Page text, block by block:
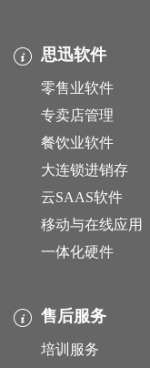
思迅软件
零售业软件
专卖店管理
餐饮业软件
大连锁进销存
云SAAS软件
移动与在线应用
一体化硬件
售后服务
培训服务